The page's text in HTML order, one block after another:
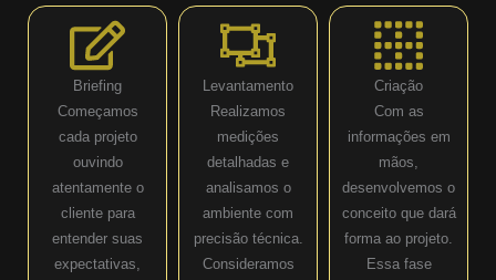
Briefing
Começamos
cada projeto
ouvindo
atentamente o
cliente para
entender suas
expectativas,
Levantamento
Realizamos
medições
detalhadas e
analisamos o
ambiente com
precisão técnica.
Consideramos
Criação
Com as
informações em
mãos,
desenvolvemos o
conceito que dará
forma ao projeto.
Essa fase